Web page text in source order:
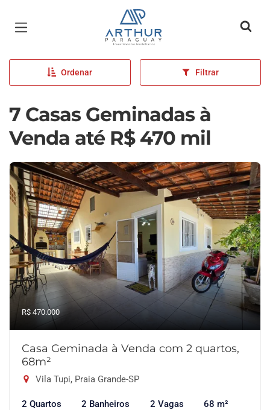
Página inicial
Ordenar Filtrar
7 Casas Geminadas à
Venda até R$ 470 mil
R$ 470.000
Casa Geminada à Venda com 2 quartos,
68m²
Vila Tupi, Praia Grande-SP
2 Quartos 2 Banheiros 2 Vagas 68 m²